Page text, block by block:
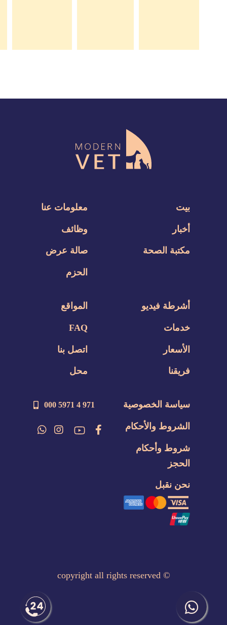
بيت
أخبار
مكتبة الصحة
معلومات عنا
وظائف
صالة عرض
الحزم
أشرطة فيديو
خدمات
الأسعار
فريقنا
المواقع
FAQ
اتصل بنا
محل
سياسة الخصوصية
الشروط والأحكام
شروط وأحكام
الحجز
نحن نقبل
971 4 5971 000
©
copyright all rights reserved